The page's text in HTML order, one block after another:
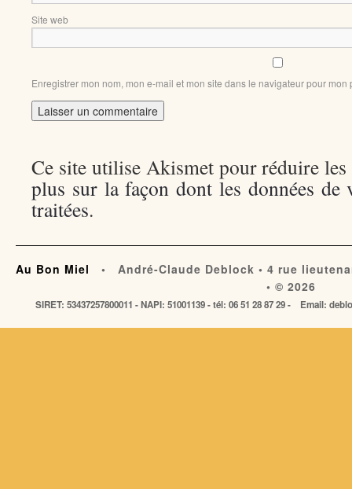
Site web
Enregistrer mon nom, mon e-mail et mon site dans le navigateur pour
Ce site utilise Akismet pour réduire
plus sur la façon dont les données de
traitées.
Au Bon Miel
• André-Claude Deblock • 4 rue
• © 2026
SIRET: 53437257800011 - NAPI: 51001139 - tél: 06 51 28 87 29 - Email: